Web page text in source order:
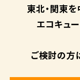
東北・関東
エコキュー
ご検討の方